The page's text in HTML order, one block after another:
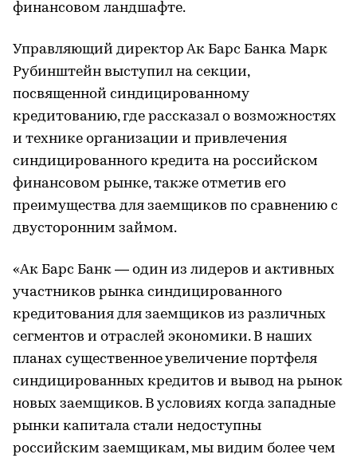
финансовом ландшафте.
Управляющий директор Ак Барс Банка Марк
Рубинштейн выступил на секции,
посвященной синдицированному
кредитованию, где рассказал о возможностях
и технике организации и привлечения
синдицированного кредита на российском
финансовом рынке, также отметив его
преимущества для заемщиков по сравнению с
двусторонним займом.
«Ак Барс Банк — один из лидеров и активных
участников рынка синдицированного
кредитования для заемщиков из различных
сегментов и отраслей экономики. В наших
планах существенное увеличение портфеля
синдицированных кредитов и вывод на рынок
новых заемщиков. В условиях когда западные
рынки капитала стали недоступны
российским заемщикам, мы видим более чем